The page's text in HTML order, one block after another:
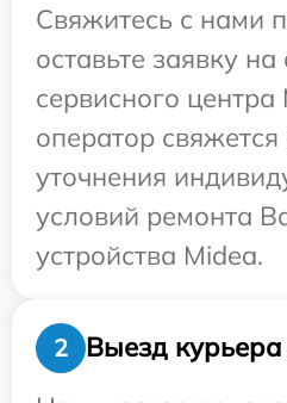
Свяжитесь с нами
оставьте заявку на
сервисного
оператор
уточнения
условий ремонта
устройства Midea.
2
Выезд